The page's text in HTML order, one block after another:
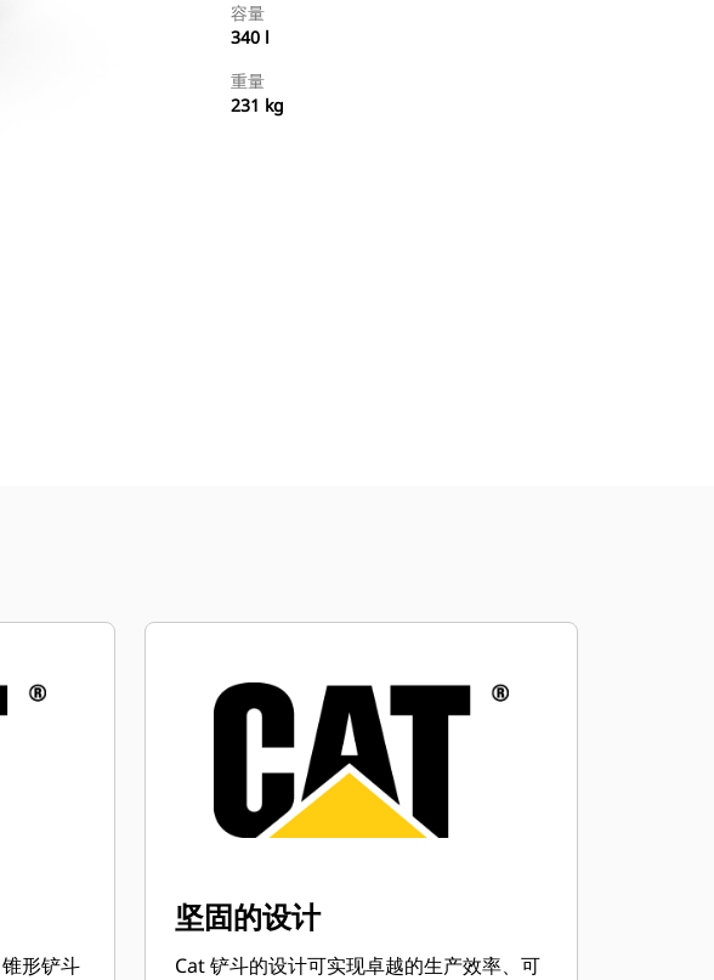
容量
340 l
重量
231 kg
形铲斗
坚固的设计
Cat 铲斗的设计可实现卓越的生产效率、可